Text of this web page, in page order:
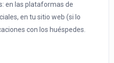
en las plataformas de
en tu sitio web (si lo
con los huéspedes.